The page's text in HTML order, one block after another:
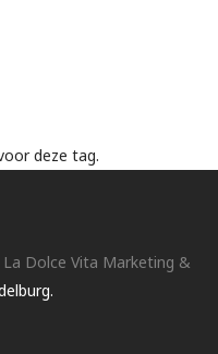
deze tag.
La Dolce Vita Marketing &